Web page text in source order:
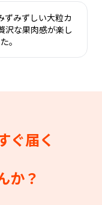
ずみずしい大粒カ
沢な果肉感が楽し
。
ぐ届く
か？